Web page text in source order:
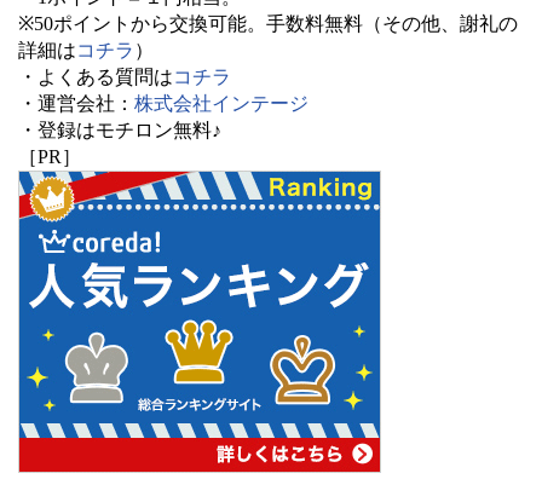
※50ポイントから交換可能。手数料無料（その他、謝礼の
詳細はコチラ ）
・よくある質問はコチラ
・運営会社： 株式会社インテージ
・登録はモチロン無料♪
［PR］